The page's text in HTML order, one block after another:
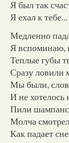
Я был так
Я ехал к тебе...
Медленно
Я вспоминаю,
Теплые губы
Сразу ловили
Мы были,
И не хотелось
Пили
Молча
Как падает